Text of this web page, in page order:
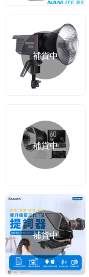
補貨中
補貨中
補貨中